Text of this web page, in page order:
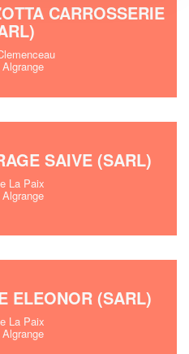
CARROSSERIE
SAIVE (SARL)
La Paix
ELEONOR (SARL)
La Paix